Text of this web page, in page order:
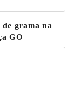
grama na
GO